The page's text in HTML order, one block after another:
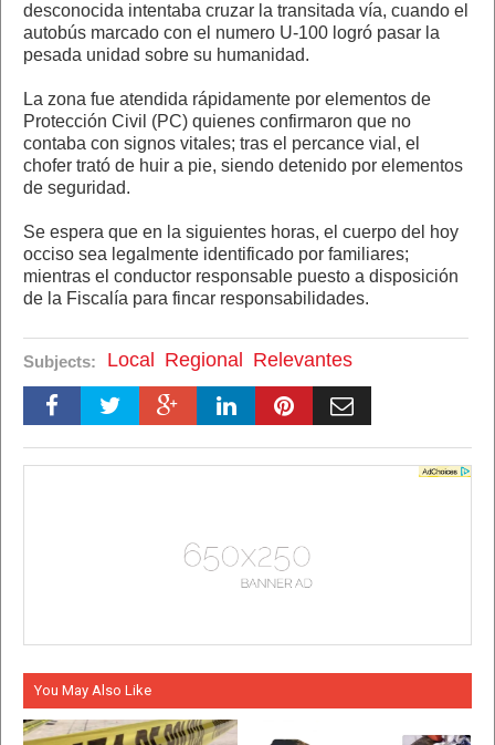
desconocida intentaba cruzar la transitada vía, cuando el
autobús marcado con el numero U-100 logró pasar la
pesada unidad sobre su humanidad.
La zona fue atendida rápidamente por elementos de
Protección Civil (PC) quienes confirmaron que no
contaba con signos vitales; tras el percance vial, el
chofer trató de huir a pie, siendo detenido por elementos
de seguridad.
Se espera que en la siguientes horas, el cuerpo del hoy
occiso sea legalmente identificado por familiares;
mientras el conductor responsable puesto a disposición
de la Fiscalía para fincar responsabilidades.
Subjects: Local Regional Relevantes
You May Also Like